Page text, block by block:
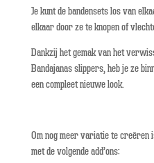
Je kunt de bandensets los van
elkaar door ze te knopen of
Dankzij het gemak van het
Bandajanas slippers, heb je ze
een compleet nieuwe look.
Om nog meer variatie te
met de volgende add’ons: